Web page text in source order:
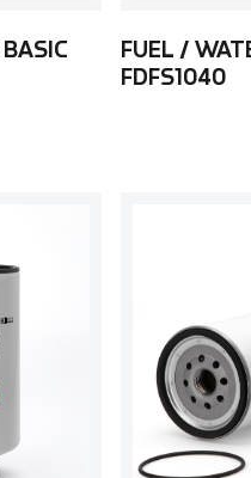
FUEL /
FDFS1040